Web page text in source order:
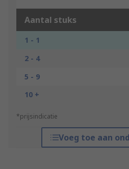
Aantal stuks
1 - 1
2 - 4
5 - 9
10 +
*prijsindicatie
Voeg toe aan